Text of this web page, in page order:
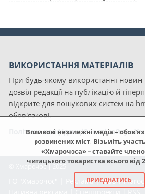
Впливові незалежні медіа –
розвинених міст. Візьміть
«Хмарочоса» – ставайте
читацького товариства всього від
ПРИЄДНАТИСЬ
ВИКОРИСТАННЯ МАТЕРІАЛІВ
При будь-якому використанні новин
дозвіл редакції на публікацію й
відкрите для пошукових систем на
обов'язкові.
Політика конфіденційності сайту
© Хмарочос | 2025
Реклама|NGO